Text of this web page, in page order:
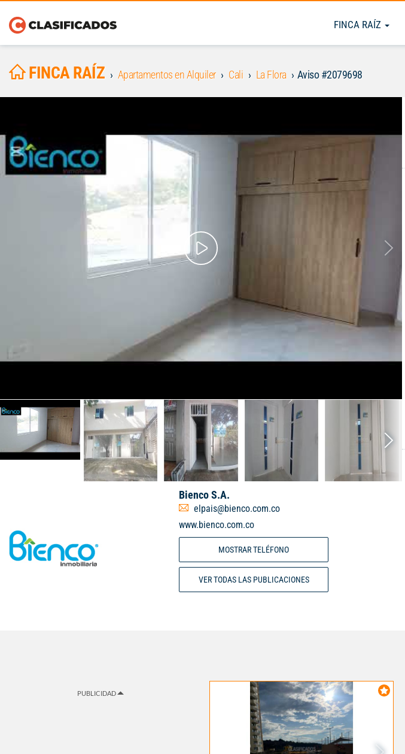
FINCA RAÍZ
FINCA RAÍZ Apartamentos en Alquiler Cali La Flora Aviso #2079698
Bienco S.A.
elpais@bienco.com.co
www.bienco.com.co
MOSTRAR TELÉFONO
VER TODAS LAS PUBLICACIONES
PUBLICIDAD